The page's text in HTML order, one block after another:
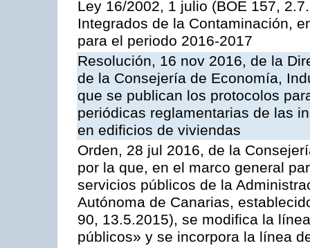
Ley 16/2002, 1 julio (BOE 157,
Integrados de la Contaminación,
para el periodo 2016-2017
Resolución, 16 nov 2016, de la
de la Consejería de Economía,
que se publican los protocolos
periódicas reglamentarias de las
en edificios de viviendas
Orden, 28 jul 2016, de la
por la que, en el marco general
servicios públicos de la
Autónoma de Canarias,
90, 13.5.2015), se modifica la
públicos» y se incorpora la línea